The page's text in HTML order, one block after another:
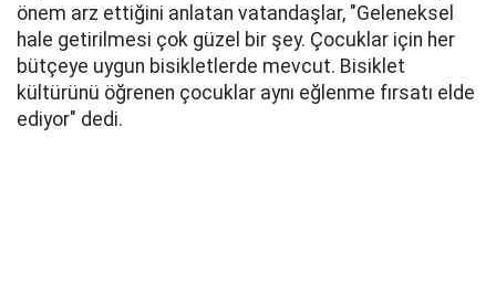
önem arz ettiğini anlatan vatandaşlar, "Geleneksel
hale getirilmesi çok güzel bir şey. Çocuklar için her
bütçeye uygun bisikletlerde mevcut. Bisiklet
kültürünü öğrenen çocuklar aynı eğlenme fırsatı elde
ediyor" dedi.